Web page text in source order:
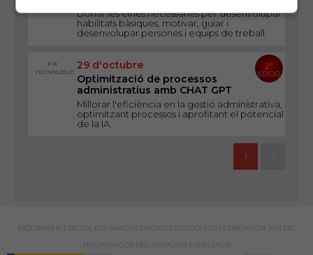
Donar les eines necessàries per desenvolupar
habilitats bàsiques, motivar, guiar i
desenvolupar persones i equips de treball
EIX
TECNOLÒGIC
29 d'octubre
Optimització de processos
administratius amb CHAT GPT
Millorar l'eficiència en la gestió administrativa,
optimitzant processos i aprofitant el potencial
de la IA.
2ª
EDICIÓ
1
PROGRAMA KIT DIGITAL COFINANCIADO POR LOS FONDOS NEXT GENERATION (EU) DEL
MECANISMO DE RECUPERACIÓN Y RESILENCIA